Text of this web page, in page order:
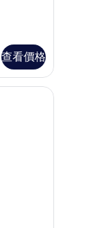
查看價格
房 | 高級寢具、羽絨被